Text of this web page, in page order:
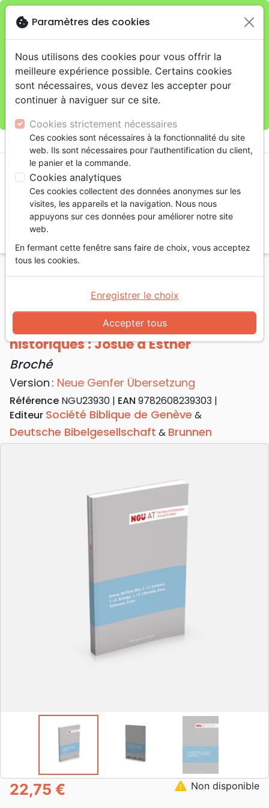
Je veux retirer ma commande au 4, rue Audubon
(Gare de Lyon), Parisclose
warningCette boutique en ligne est limitée au retrait en
magasin.
Pour les livraisons à domicile, veuillez passer vos
commandes sur la boutique La Maison de la Bible
shopping_cart
Accueil
Bibles
Allemand, NGÜ AT - Livres historiques : Josué à
Allemand, NGÜ AT - Livres
historiques : Josué à Esther
Broché
Version : Neue Genfer Übersetzung
Référence NGU23930 EAN 9782608239303
Editeur Société Biblique de Genève &
Deutsche Bibelgesellschaft & Brunnen
22,75 € warning Non disponible
cookie Paramètres des cookies
Nous utilisons des cookies pour vous offrir la
meilleure expérience possible. Certains cookies
sont nécessaires, vous devez les accepter pour
continuer à naviguer sur ce site.
Cookies strictement nécessaires
Ces cookies sont nécessaires à la fonctionnalité du site
web. Ils sont nécessaires pour l'authentification du client,
le panier et la commande.
Cookies analytiques
Ces cookies collectent des données anonymes sur les
visites, les appareils et la navigation. Nous nous
appuyons sur ces données pour améliorer notre site
web.
En fermant cette fenêtre sans faire de choix, vous acceptez
tous les cookies.
Accepter tous
Enregistrer le choix